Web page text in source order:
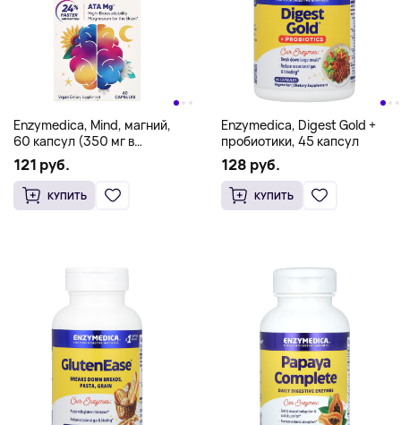
Enzymedica, Mind, магний,
60 капсул (350 мг в
1 капсуле)
121 руб.
КУПИТЬ
Enzymedica, Digest Gold +
пробиотики, 45 капсул
128 руб.
КУПИТЬ